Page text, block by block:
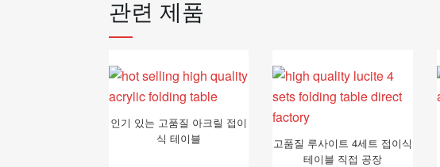
관련 제품
인기 있는 고품질 아크릴 접이
식 테이블
고품질 루사이트 4세트 접이식
테이블 직접 공장